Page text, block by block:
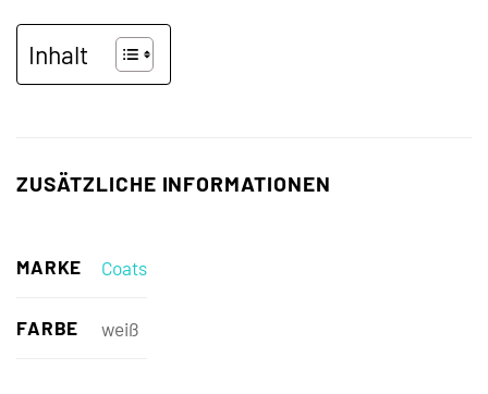
Inhalt
ZUSÄTZLICHE INFORMATIONEN
MARKE Coats
FARBE weiß